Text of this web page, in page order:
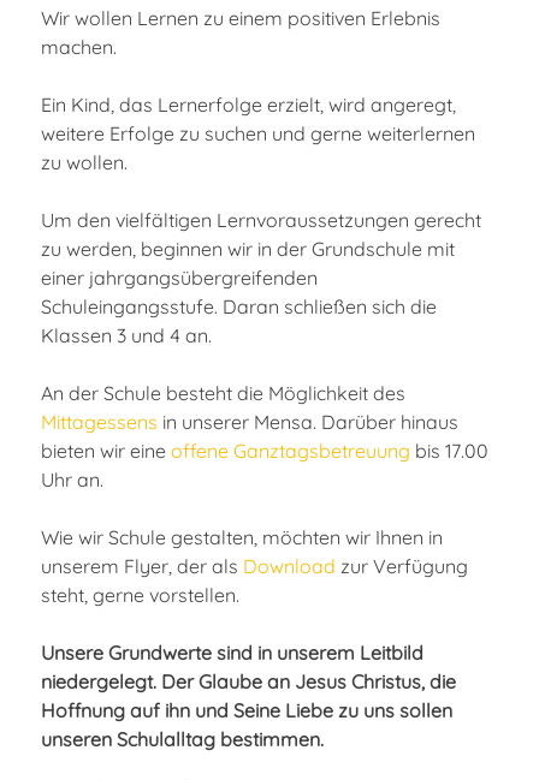
Wir wollen Lernen zu einem positiven Erlebnis
machen.
Ein Kind, das Lernerfolge erzielt, wird angeregt,
weitere Erfolge zu suchen und gerne weiterlernen
zu wollen.
Um den vielfältigen Lernvoraussetzungen gerecht
zu werden, beginnen wir in der Grundschule mit
einer jahrgangsübergreifenden
Schuleingangsstufe. Daran schließen sich die
Klassen 3 und 4 an.
An der Schule besteht die Möglichkeit des
Mittagessens in unserer Mensa. Darüber hinaus
bieten wir eine offene Ganztagsbetreuung bis 17.00
Uhr an.
Wie wir Schule gestalten, möchten wir Ihnen in
unserem Flyer, der als Download zur Verfügung
steht, gerne vorstellen.
Unsere Grundwerte sind in unserem Leitbild
niedergelegt. Der Glaube an Jesus Christus, die
Hoffnung auf ihn und Seine Liebe zu uns sollen
unseren Schulalltag bestimmen.